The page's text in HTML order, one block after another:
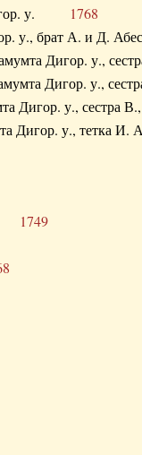
у. 1768
у., брат А. и Д.
Дигор. у.,
Дигор. у.,
Дигор. у.,
Дигор. у., тетка
1749